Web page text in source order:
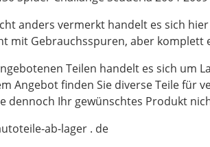
anders vermerkt handelt es sich
mit Gebrauchsspuren, aber komplett
Teilen handelt es sich um
Angebot finden Sie diverse Teile für
dennoch Ihr gewünschtes Produkt
ab-lager . de